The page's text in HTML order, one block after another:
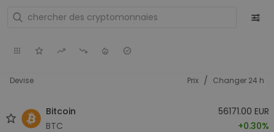
Devise Prix / Changer 24 h
Bitcoin
BTC
56171.00 EUR
+0.30%